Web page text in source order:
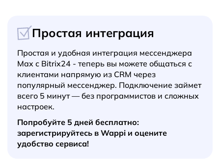
Простая интеграция
Простая и удобная интеграция мессенджера
Max с Bitrix24 - теперь вы можете общаться с
клиентами напрямую из CRM через
популярный мессенджер. Подключение займет
всего 5 минут — без программистов и сложных
настроек.
Попробуйте 5 дней бесплатно:
зарегистрируйтесь в Wappi и оцените
удобство сервиса!